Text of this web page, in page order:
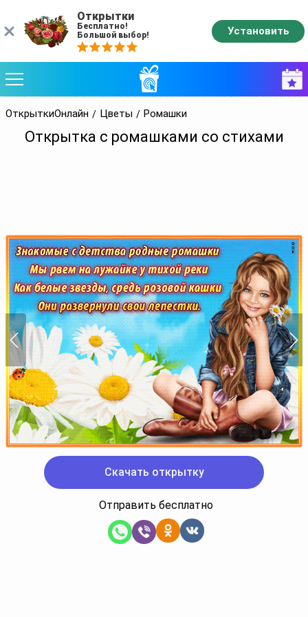
ОткрыткиОнлайн Цветы Ромашки
Открытка с ромашками со стихами
Скачать открытку
Отправить бесплатно
Открытки
Бесплатно!
Большой выбор!
Установить